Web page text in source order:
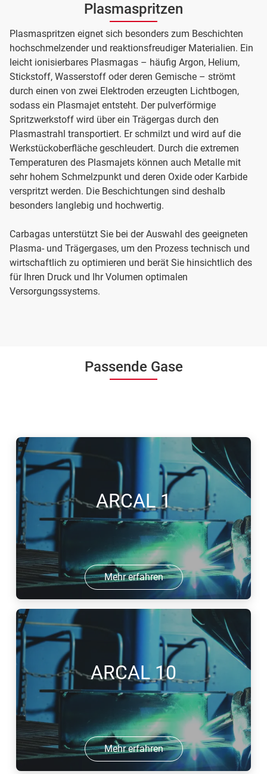
Plasmaspritzen
Plasmaspritzen eignet sich besonders zum Beschichten
hochschmelzender und reaktionsfreudiger Materialien. Ein
leicht ionisierbares Plasmagas – häufig Argon, Helium,
Stickstoff, Wasserstoff oder deren Gemische – strömt
durch einen von zwei Elektroden erzeugten Lichtbogen,
sodass ein Plasmajet entsteht. Der pulverförmige
Spritzwerkstoff wird über ein Trägergas durch den
Plasmastrahl transportiert. Er schmilzt und wird auf die
Werkstückoberfläche geschleudert. Durch die extremen
Temperaturen des Plasmajets können auch Metalle mit
sehr hohem Schmelzpunkt und deren Oxide oder Karbide
verspritzt werden. Die Beschichtungen sind deshalb
besonders langlebig und hochwertig.
Carbagas unterstützt Sie bei der Auswahl des geeigneten
Plasma- und Trägergases, um den Prozess technisch und
wirtschaftlich zu optimieren und berät Sie hinsichtlich des
für Ihren Druck und Ihr Volumen optimalen
Versorgungssystems.
Passende Gase
ARCAL 1
Mehr erfahren
ARCAL 10
Mehr erfahren